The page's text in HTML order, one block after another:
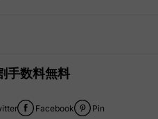
手数料無料
Facebook Pin